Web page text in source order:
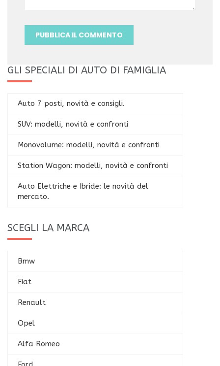
GLI SPECIALI DI AUTO DI FAMIGLIA
Auto 7 posti, novità e consigli.
SUV: modelli, novità e confronti
Monovolume: modelli, novità e confronti
Station Wagon: modelli, novità e confronti
Auto Elettriche e Ibride: le novità del
mercato.
SCEGLI LA MARCA
Bmw
Fiat
Renault
Opel
Alfa Romeo